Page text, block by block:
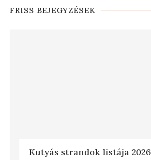
FRISS BEJEGYZÉSEK
Kutyás strandok listája 2026